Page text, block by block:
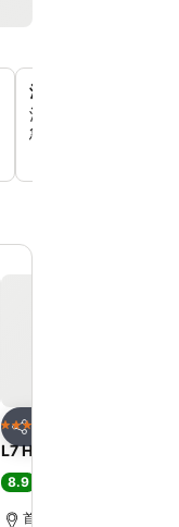
酒店內設便利店
酒店大樓內設有便利
急物品。
分享
4 星級
L7 HONGDAE by LOTTE
8.9
首爾, 距離市中心 5.1 公里